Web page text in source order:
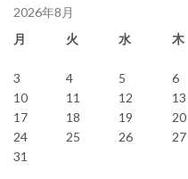
2026年8月
月
火 水 木
3
4 5 6
10
11 12 13
17
18 19 20
24
25 26 27
31